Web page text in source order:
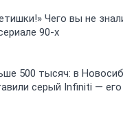
Чего вы не
90-х
500 тысяч: в
серый Infiniti —